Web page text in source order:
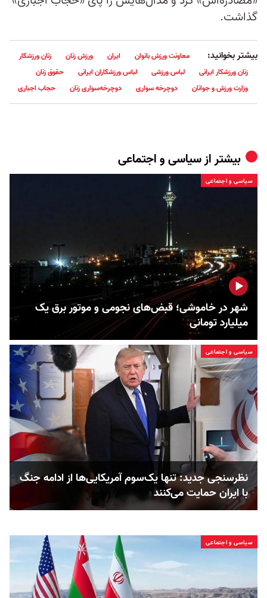
گذاشت.
بیشتر بخوانید: معاونت ورزش بانوان ایران ورزش زنان
زنان ورزشکار
زنان ورزشکار ایرانی
لباس ورزشی لباس ورزشکاران ایرانی
حقوق زنان
وزارت ورزش و جوانان
دوچرخه سواری دوچرخه‌سواری زنان حجاب اجباری
بیشتر ازسیاسی و اجتماعی
سیاسی و اجتماعی
شهر در خاموشی؛ قبض‌های نجومی و موتور برق یک
میلیارد تومانی
سیاسی و اجتماعی
نظرسنجی جدید: تنها یک‌سوم آمریکایی‌ها از ادامه جنگ
با ایران حمایت می‌کنند
سیاسی و اجتماعی